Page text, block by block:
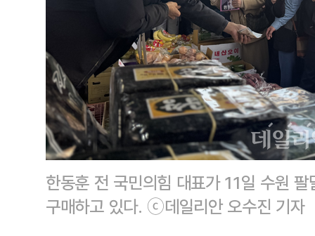
한동훈 전 국민의힘 대표가 11일 수원
구매하고 있다. ⓒ데일리안 오수진 기자